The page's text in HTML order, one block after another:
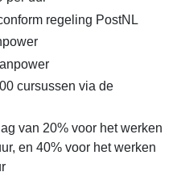
regeling PostNL
cursussen via de
van 20% voor het werken
en 40% voor het werken